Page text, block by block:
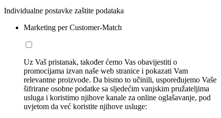
Individualne postavke zaštite podataka
Marketing per Customer-Match
Uz Vaš pristanak, također ćemo Vas obavijestiti o
promocijama izvan naše web stranice i pokazati Vam
relevantne proizvode. Da bismo to učinili, uspoređujemo Vaše
šifrirane osobne podatke sa sljedećim vanjskim pružateljima
usluga i koristimo njihove kanale za online oglašavanje, pod
uvjetom da već koristite njihove usluge: